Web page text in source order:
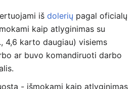
iš dolerių pagal oficialų
kaip atlyginimas su
4,6 karto daugiau) visiems
ar buvo komandiruoti darbo
- išmokami kaip atlyginimas